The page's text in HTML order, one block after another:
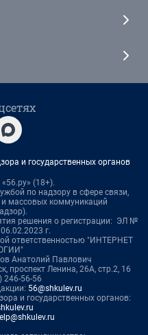
и государственных органов
(18+).
по надзору в сфере связи,
массовых коммуникаций
решения о регистрации: ЭЛ №
г.
ответственностью "ИНТЕРНЕТ
Анатолий Павлович
проспект Ленина, 26А, стр.2, 16
246-56-56
56@shkulev.ru
и государственных органов: